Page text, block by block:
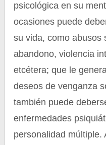
psicológica en su
ocasiones puede
su vida, como abusos
abandono, violencia
etcétera; que le
deseos de venganza
también puede
enfermedades
personalidad múltiple.